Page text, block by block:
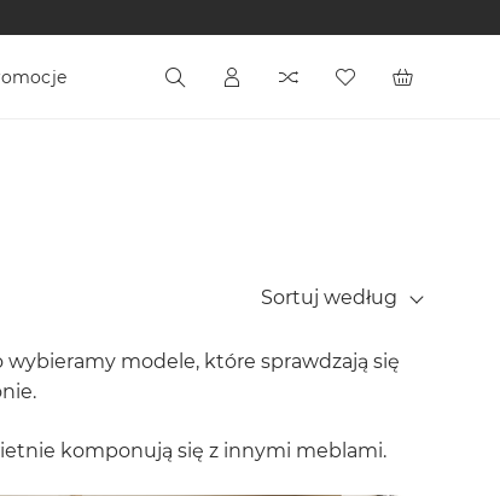
Sortuj według
wybieramy modele, które sprawdzają się
komponują się z innymi meblami.